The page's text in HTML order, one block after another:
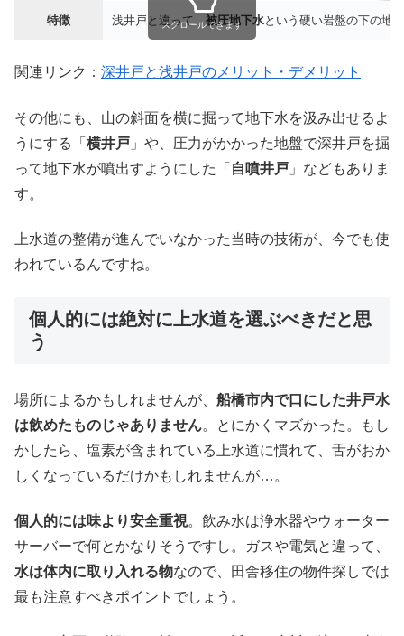
特徴 浅井戸と違って、 被圧地下水という硬い岩盤の下の地
スクロールできます
関連リンク： 深井戸と浅井戸のメリット・デメリット
その他にも、山の斜面を横に掘って地下水を汲み出せるよ
うにする「 横井戸 」や、圧力がかかった地盤で深井戸を掘
って地下水が噴出すようにした「 自噴井戸 」などもありま
す。
上水道の整備が進んでいなかった当時の技術が、今でも使
われているんですね。
個人的には絶対に上水道を選ぶべきだと思
う
場所によるかもしれませんが、 船橋市内で口にした井戸水
は飲めたものじゃありません。とにかくマズかった。もし
かしたら、塩素が含まれている上水道に慣れて、舌がおか
しくなっているだけかもしれませんが…。
個人的には味より安全重視。飲み水は浄水器やウォーター
サーバーで何とかなりそうですし。ガスや電気と違って、
水は体内に取り入れる物なので、田舎移住の物件探しでは
最も注意すべきポイントでしょう。